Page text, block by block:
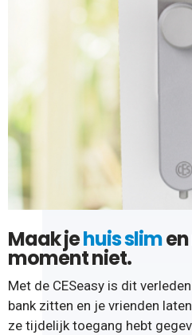
Maak jehuis slim
moment niet.
Met de CESeasy is dit
bank zitten en je vrienden
ze tijdelijk toegang hebt